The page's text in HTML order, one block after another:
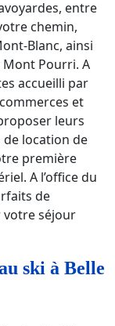
entre
chemin,
Blanc, ainsi
Mont Pourri. A
accueilli par
et
leurs
de location de
première
A l’office du
de
votre séjour
ski à Belle